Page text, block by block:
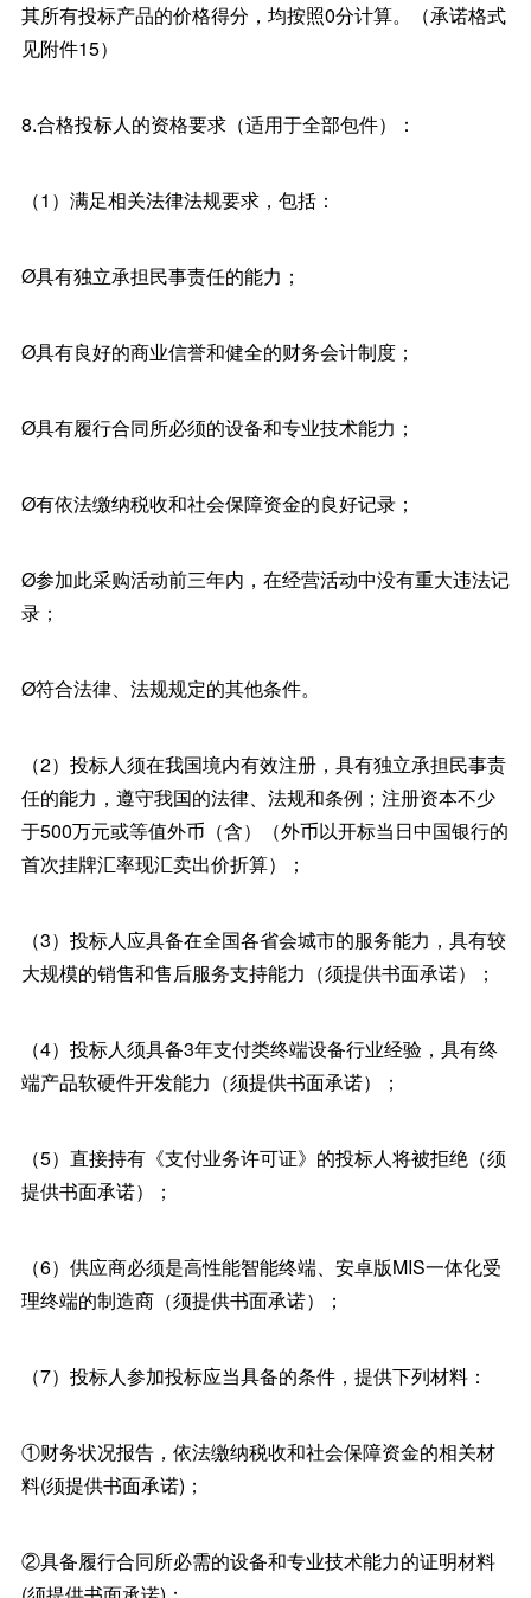
其所有投标产品的价格得分，均按照0分计算。（承诺格式
见附件15）
8.合格投标人的资格要求（适用于全部包件）：
（1）满足相关法律法规要求，包括：
Ø具有独立承担民事责任的能力；
Ø具有良好的商业信誉和健全的财务会计制度；
Ø具有履行合同所必须的设备和专业技术能力；
Ø有依法缴纳税收和社会保障资金的良好记录；
Ø参加此采购活动前三年内，在经营活动中没有重大违法记
录；
Ø符合法律、法规规定的其他条件。
（2）投标人须在我国境内有效注册，具有独立承担民事责
任的能力，遵守我国的法律、法规和条例；注册资本不少
于500万元或等值外币（含）（外币以开标当日中国银行的
首次挂牌汇率现汇卖出价折算）；
（3）投标人应具备在全国各省会城市的服务能力，具有较
大规模的销售和售后服务支持能力（须提供书面承诺）；
（4）投标人须具备3年支付类终端设备行业经验，具有终
端产品软硬件开发能力（须提供书面承诺）；
（5）直接持有《支付业务许可证》的投标人将被拒绝（须
提供书面承诺）；
（6）供应商必须是高性能智能终端、安卓版MIS一体化受
理终端的制造商（须提供书面承诺）；
（7）投标人参加投标应当具备的条件，提供下列材料：
①财务状况报告，依法缴纳税收和社会保障资金的相关材
料(须提供书面承诺)；
②具备履行合同所必需的设备和专业技术能力的证明材料